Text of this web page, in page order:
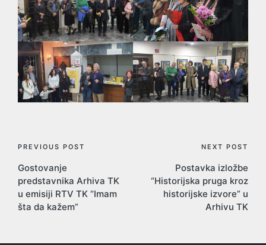
Post
navigation
PREVIOUS POST
Gostovanje
predstavnika Arhiva TK
u emisiji RTV TK “Imam
šta da kažem”
NEXT POST
Postavka izložbe
“Historijska pruga kroz
historijske izvore” u
Arhivu TK